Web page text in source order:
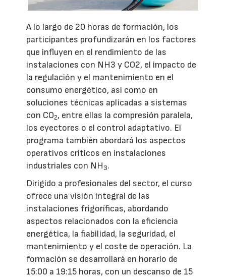
A lo largo de 20 horas de formación, los
participantes profundizarán en los factores
que influyen en el rendimiento de las
instalaciones con NH3 y CO2, el impacto de
la regulación y el mantenimiento en el
consumo energético, así como en
soluciones técnicas aplicadas a sistemas
con CO2, entre ellas la compresión paralela,
los eyectores o el control adaptativo. El
programa también abordará los aspectos
operativos críticos en instalaciones
industriales con NH3.
Dirigido a profesionales del sector, el curso
ofrece una visión integral de las
instalaciones frigoríficas, abordando
aspectos relacionados con la eficiencia
energética, la fiabilidad, la seguridad, el
mantenimiento y el coste de operación. La
formación se desarrollará en horario de
15:00 a 19:15 horas, con un descanso de 15